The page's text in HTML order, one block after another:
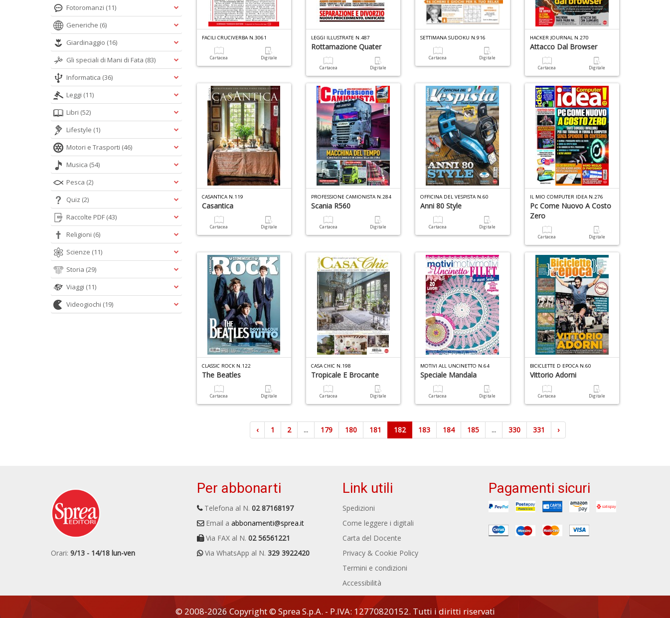
FACILI CRUCIVERBA N.3061
Cartacea Digitale
LEGGI ILLUSTRATE N.487
Rottamazione Quater
Cartacea Digitale
SETTIMANA SUDOKU N.916
Cartacea Digitale
HACKER JOURNAL N.270
Attacco Dal Browser
Cartacea Digitale
CASANTICA N.119
Casantica
Cartacea Digitale
PROFESSIONE CAMIONISTA N.284
Scania R560
Cartacea Digitale
OFFICINA DEL VESPISTA N.60
Anni 80 Style
Cartacea Digitale
IL MIO COMPUTER IDEA N.276
Pc Come Nuovo A Costo
Zero
Cartacea Digitale
CLASSIC ROCK N.122
The Beatles
Cartacea Digitale
CASA CHIC N.198
Tropicale E Brocante
Cartacea Digitale
MOTIVI ALL UNCINETTO N.64
Speciale Mandala
Cartacea Digitale
BICICLETTE D EPOCA N.60
Vittorio Adorni
Cartacea Digitale
‹ 1 2 ... 179 180 181 182 183 184 185 ... 330 331 ›
Fotoromanzi (11)
Generiche (6)
Giardinaggio (16)
Gli speciali di Mani di Fata (83)
Informatica (36)
Leggi (11)
Libri (52)
Lifestyle (1)
Motori e Trasporti (46)
Musica (54)
Pesca (2)
Quiz (2)
Raccolte PDF (43)
Religioni (6)
Scienze (11)
Storia (29)
Viaggi (11)
Videogiochi (19)
Orari: 9/13 - 14/18 lun-ven
Per abbonarti
Telefona al N. 02 87168197
Email a abbonamenti@sprea.it
Via FAX al N. 02 56561221
Via WhatsApp al N. 329 3922420
Link utili
Spedizioni
Come leggere i digitali
Carta del Docente
Privacy & Cookie Policy
Termini e condizioni
Accessibilità
Pagamenti sicuri
© 2008-2026 Copyright © Sprea S.p.A. - P.IVA: 12770820152. Tutti i diritti riservati